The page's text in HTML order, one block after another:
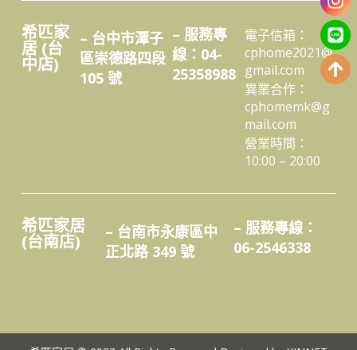
希匹家
居 (台
中店)
– 台中市潭子
區崇德路四段
105 號
– 服務專
線：04-
25358988
電子信箱：
cphome2021@
gmail.com
異業合作：
cphomemk@g
mail.com
營業時間：
10:00 – 20:00
希匹家居
(台南店)
– 台南市永康區中
正北路 349 號
– 服務專線：
06-2546338